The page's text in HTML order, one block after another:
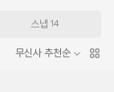
스냅 14
무신사 추천순